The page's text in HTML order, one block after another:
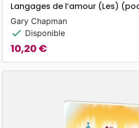
Langages de l’amour (Les)
Gary Chapman
check Disponible
Prix
10,20 €